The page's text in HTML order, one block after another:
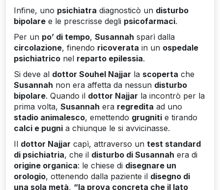
Infine, uno psichiatra diagnosticò un disturbo
bipolare e le prescrisse degli psicofarmaci.
Per un po’ di tempo, Susannah sparì dalla
circolazione, finendo ricoverata in un ospedale
psichiatrico nel reparto epilessia.
Si deve al dottor Souhel Najjar la scoperta che
Susannah non era affetta da nessun disturbo
bipolare. Quando il dottor Najjar la incontrò per la
prima volta, Susannah era regredita ad uno
stadio animalesco, emettendo grugniti e tirando
calci e pugni a chiunque le si avvicinasse.
Il dottor Najjar capì, attraverso un test standard
di psichiatria, che il disturbo di Susannah era di
origine organica: le chiese di disegnare un
orologio, ottenendo dalla paziente il disegno di
una sola metà, “la prova concreta che il lato